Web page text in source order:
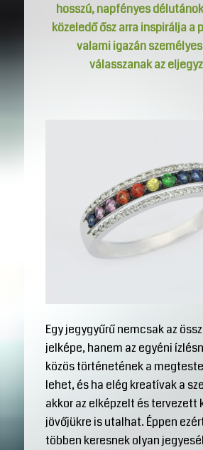
hosszú, napfényes
közeledő ősz arra inspirálja a
valami igazán
válasszanak az
Egy jegygyűrű nemcsak az
jelképe, hanem az egyéni
közös történetének a
lehet, és ha elég kreatívak a
akkor az elképzelt és tervezett
jövőjükre is utalhat. Éppen
többen keresnek olyan